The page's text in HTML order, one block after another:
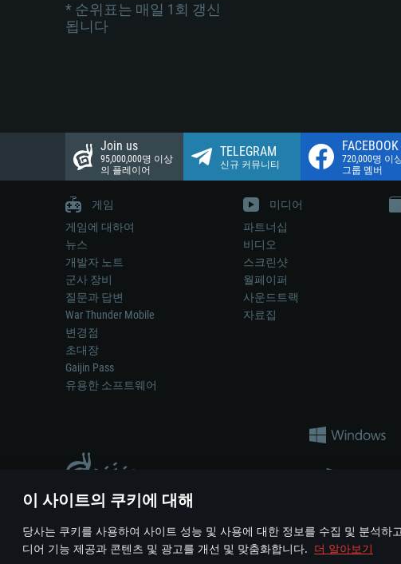
이 사이트의 쿠키에 대해
당사는 쿠키를 사용하여 사이트 성능 및 사용에 대한 정보를 수집 및 분석하
디어 기능 제공과 콘텐츠 및 광고를 개선 및 맞춤화합니다. 더 알아보기
* 순위표는 매일 1회 갱신
됩니다
Join us
95,000,000명 이상
의 플레이어
TELEGRAM
신규 커뮤니티
FACEBOOK
720,000명 이
그룹 멤버
게임
게임에 대하여
뉴스
개발자 노트
군사 장비
질문과 답변
War Thunder Mobile
변경점
초대장
Gaijin Pass
유용한 소프트웨어
미디어
파트너십
비디오
스크린샷
월페이퍼
사운드트랙
자료집
게임 에서 어떠한 현실의 무기나 차량을 묘사하는 것은 무기 개발 업
© 2011—2026 Gaijin Games Kft. All trademarks, logos and brand names
이용 약관 이용 약관